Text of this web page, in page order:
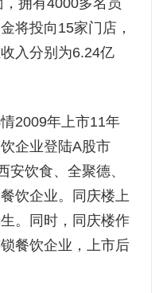
拥有4000多名员
将投向15家门店，
入分别为6.24亿
2009年上市11年
企业登陆A股市
安饮食、全聚德、
饮企业。同庆楼上
。同时，同庆楼作
餐饮企业，上市后